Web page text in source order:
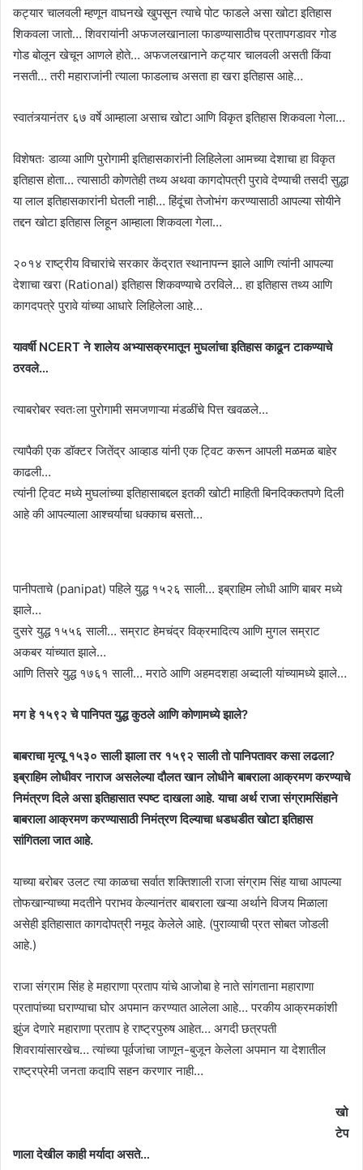
कट्यार चालवली म्हणून वाघनखे खुपसून त्याचे पोट फाडले असा खोटा इतिहास
शिकवला जातो… शिवरायांनी अफजलखानाला फाडण्यासाठीच प्रतापगडावर गोड
गोड बोलून खेचून आणले होते… अफजलखानाने कट्यार चालवली असती किंवा
नसती… तरी महाराजांनी त्याला फाडलाच असता हा खरा इतिहास आहे…
स्वातंत्र्यानंतर ६७ वर्षे आम्हाला असाच खोटा आणि विकृत इतिहास शिकवला गेला…
विशेषतः डाव्या आणि पुरोगामी इतिहासकारांनी लिहिलेला आमच्या देशाचा हा विकृत
इतिहास होता… त्यासाठी कोणतेही तथ्य अथवा कागदोपत्री पुरावे देण्याची तसदी सुद्धा
या लाल इतिहासकारांनी घेतली नाही… हिंदूंचा तेजोभंग करण्यासाठी आपल्या सोयीने
तद्दन खोटा इतिहास लिहून आम्हाला शिकवला गेला…
२०१४ राष्ट्रीय विचारांचे सरकार केंद्रात स्थानापन्न झाले आणि त्यांनी आपल्या
देशाचा खरा (Rational) इतिहास शिकवण्याचे ठरविले… हा इतिहास तथ्य आणि
कागदपत्रे पुरावे यांच्या आधारे लिहिलेला आहे…
यावर्षी NCERT ने शालेय अभ्यासक्रमातून मुघलांचा इतिहास काढून टाकण्याचे
ठरवले…
त्याबरोबर स्वतःला पुरोगामी समजणाऱ्या मंडळींचे पित्त खवळले…
त्यापैकी एक डॉक्टर जितेंद्र आव्हाड यांनी एक ट्विट करून आपली मळमळ बाहेर
काढली…
त्यांनी ट्विट मध्ये मुघलांच्या इतिहासाबद्दल इतकी खोटी माहिती बिनदिक्कतपणे दिली
आहे की आपल्याला आश्चर्याचा धक्काच बसतो…
पानीपताचे (panipat) पहिले युद्ध १५२६ साली… इब्राहिम लोधी आणि बाबर मध्ये
झाले…
दुसरे युद्ध १५५६ साली… सम्राट हेमचंद्र विक्रमादित्य आणि मुगल सम्राट
अकबर यांच्यात झाले…
आणि तिसरे युद्ध १७६१ साली… मराठे आणि अहमदशहा अब्दाली यांच्यामध्ये झाले…
मग हे १५९२ चे पानिपत युद्ध कुठले आणि कोणामध्ये झाले?
बाबराचा मृत्यू १५३० साली झाला तर १५९२ साली तो पानिपतावर कसा लढला?
इब्राहिम लोधीवर नाराज असलेल्या दौलत खान लोधीने बाबराला आक्रमण करण्याचे
निमंत्रण दिले असा इतिहासात स्पष्ट दाखला आहे. याचा अर्थ राजा संग्रामसिंहाने
बाबराला आक्रमण करण्यासाठी निमंत्रण दिल्याचा धडधडीत खोटा इतिहास
सांगितला जात आहे.
याच्या बरोबर उलट त्या काळचा सर्वात शक्तिशाली राजा संग्राम सिंह याचा आपल्या
तोफखान्याच्या मदतीने पराभव केल्यानंतर बाबराला खऱ्या अर्थाने विजय मिळाला
असेही इतिहासात कागदोपत्री नमूद केलेले आहे. (पुराव्याची प्रत सोबत जोडली
आहे.)
राजा संग्राम सिंह हे महाराणा प्रताप यांचे आजोबा हे नाते सांगताना महाराणा
प्रतापांच्या घराण्याचा घोर अपमान करण्यात आलेला आहे… परकीय आक्रमकांशी
झुंज देणारे महाराणा प्रताप हे राष्ट्रपुरुष आहेत… अगदी छत्रपती
शिवरायांसारखेच… त्यांच्या पूर्वजांचा जाणून-बुजून केलेला अपमान या देशातील
राष्ट्रप्रेमी जनता कदापि सहन करणार नाही…
खो
टेप
णाला देखील काही मर्यादा असते…